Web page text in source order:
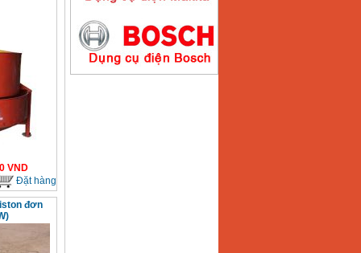
VND
Đặt hàng
đơn
Máy hàn que điện tử
Hồng ký HK200E